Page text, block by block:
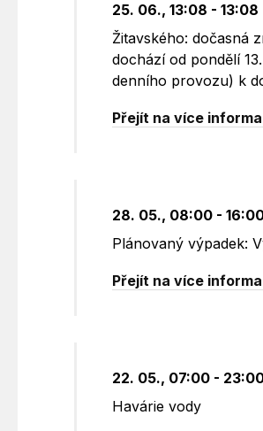
25. 06., 13:08 - 13:08
Žitavského: dočasná
dochází od pondělí
denního provozu) k
Přejít na více
28. 05., 08:00 -
Plánovaný výpadek:
Přejít na více
22. 05., 07:00 -
Havárie vody